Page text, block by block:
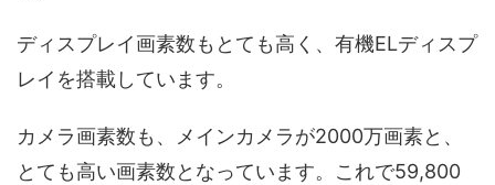
ディスプレイ画素数もとても高く、有機ELディスプ
レイを搭載しています。
カメラ画素数も、メインカメラが2000万画素と、
とても高い画素数となっています。これで59,800